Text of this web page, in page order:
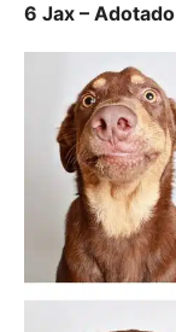
6 Jax – Adotado